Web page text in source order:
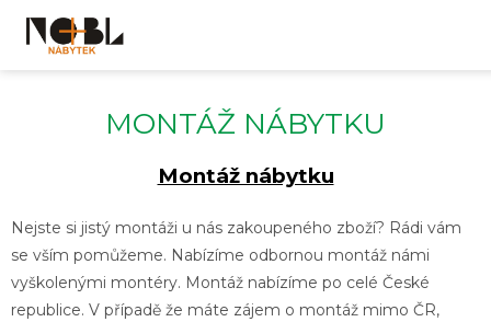
obsah
MONTÁŽ NÁBYTKU
Montáž nábytku
Nejste si jistý montáži u nás zakoupeného zboží? Rádi vám
se vším pomůžeme. Nabízíme odbornou montáž námi
vyškolenými montéry. Montáž nabízíme po celé České
republice. V případě že máte zájem o montáž mimo ČR,